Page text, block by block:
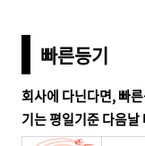
빠른등기
회사에 다닌다면, 빠
기는 평일기준 다음